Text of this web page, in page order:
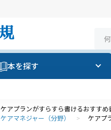
本を探す
ケアプランがすらすら書けるおすすめ
ケアマネジャー（分野） > ケアプ